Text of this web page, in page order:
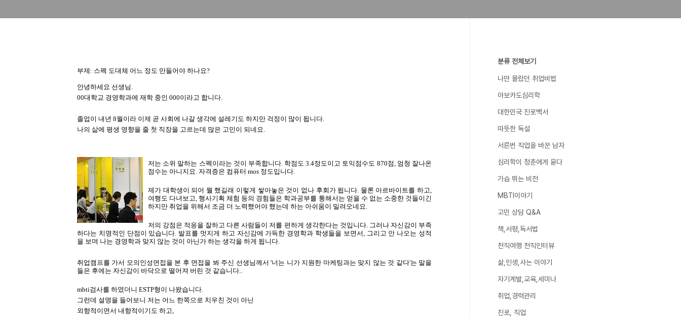
부제: 스펙 도대체 어느 정도 만들어야 하나요?
안녕하세요 선생님.
00대학교 경영학과에 재학 중인 000이라고 합니다.
졸업이 내년 8월이라 이제 곧 사회에 나갈 생각에 설레기도 하지만 걱정이 많이 됩니다.
나의 삶에 평생 영향을 줄 첫 직장을 고르는데 많은 고민이 되네요.
저는 소위 말하는 스펙이라는 것이 부족합니다. 학점도 3.4정도이고 토익점수도 870점, 엄청 잘나온
점수는 아니지요. 자격증은 컴퓨터 mos 정도입니다.
제가 대학생이 되어 뭘 했길래 이렇게 쌓아놓은 것이 없나 후회가 됩니다. 물론 아르바이트를 하고,
여행도 다녀보고, 행사기획 체험 등의 경험들은 학과공부를 통해서는 얻을 수 없는 소중한 것들이긴
하지만 취업을 위해서 조금 더 노력했어야 했는데 하는 아쉬움이 밀려오네요.
저의 강점은 적응을 잘하고 다른 사람들이 저를 편하게 생각한다는 것입니다. 그러나 자신감이 부족
하다는 치명적인 단점이 있습니다. 발표를 멋지게 하고 자신감에 가득한 경영학과 학생들을 보면서, 그리고 안 나오는 성적
을 보며 나는 경영학과 맞지 않는 것이 아닌가 하는 생각을 하게 됩니다.
취업캠프를 가서 모의인성면접을 본 후 면접을 봐 주신 선생님께서 '너는 니가 지원한 마케팅과는 맞지 않는 것 같다'는 말을
들은 후에는 자신감이 바닥으로 떨어져 버린 것 같습니다..
mbti검사를 하였더니 ESTP형이 나왔습니다.
그런데 설명을 들어보니 저는 어느 한쪽으로 치우친 것이 아닌
외향적이면서 내향적이기도 하고,
분류 전체보기
나만 몰랐던 취업비법
아보카도심리학
대한민국 진로백서
따뜻한 독설
서른번 직업을 바꾼 남자
심리학이 청춘에게 묻다
가슴 뛰는 비전
MBTI이야기
고민 상담 Q&A
책,서평,독서법
천직여행 천직인터뷰
삶,인생,사는 이야기
자기계발,교육,세미나
취업,경력관리
진로, 직업